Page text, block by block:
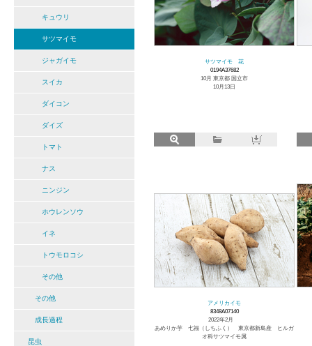
キュウリ
サツマイモ
ジャガイモ
スイカ
ダイコン
ダイズ
トマト
ナス
ニンジン
ホウレンソウ
イネ
トウモロコシ
その他
その他
成長過程
昆虫
サツマイモ 花
0194A37682
10月 東京都 国立市
10月13日
アメリカイモ
8348A07140
2022年2月
あめりか芋 七福（しちふく） 東京都新島産 ヒルガ
オ科サツマイモ属